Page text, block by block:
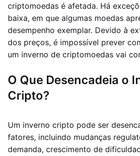
criptomoedas é afetada. Há
baixa, em que algumas moedas
desempenho exemplar. Devido à
dos preços, é impossível prever
um inverno de criptomoedas vai
O Que Desencadeia o
Cripto?
Um inverno cripto pode ser
fatores, incluindo mudanças
demanda, crescimento de